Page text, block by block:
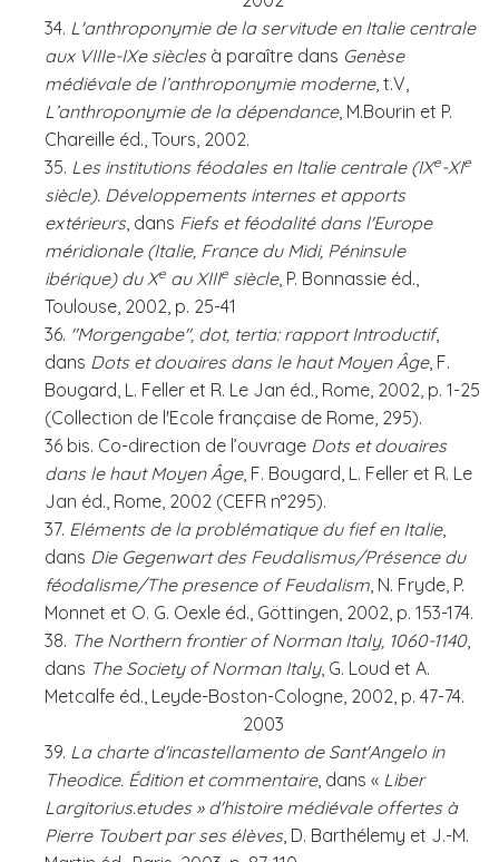
34. L'anthroponymie de la servitude en Italie centrale
aux VIIIe-IXe siècles à paraître dans Genèse
médiévale de l’anthroponymie moderne, t.V,
L’anthroponymie de la dépendance, M.Bourin et P.
Chareille éd., Tours, 2002.
35. Les institutions féodales en Italie centrale (IXe-XIe
siècle). Développements internes et apports
extérieurs, dans Fiefs et féodalité dans l'Europe
méridionale (Italie, France du Midi, Péninsule
ibérique) du Xe au XIIIe siècle, P. Bonnassie éd.,
Toulouse, 2002, p. 25-41
36. "Morgengabe", dot, tertia: rapport Introductif,
dans Dots et douaires dans le haut Moyen Âge, F.
Bougard, L. Feller et R. Le Jan éd., Rome, 2002, p. 1-25
(Collection de l'Ecole française de Rome, 295).
36 bis. Co-direction de l’ouvrage Dots et douaires
dans le haut Moyen Âge, F. Bougard, L. Feller et R. Le
Jan éd., Rome, 2002 (CEFR n°295).
37. Eléments de la problématique du fief en Italie,
dans Die Gegenwart des Feudalismus/Présence du
féodalisme/The presence of Feudalism, N. Fryde, P.
Monnet et O. G. Oexle éd., Göttingen, 2002, p. 153-174.
38. The Northern frontier of Norman Italy, 1060-1140,
dans The Society of Norman Italy, G. Loud et A.
Metcalfe éd., Leyde-Boston-Cologne, 2002, p. 47-74.
2003
39. La charte d'incastellamento de Sant'Angelo in
Theodice. Édition et commentaire, dans « Liber
Largitorius.etudes » d'histoire médiévale offertes à
Pierre Toubert par ses élèves, D. Barthélemy et J.-M.